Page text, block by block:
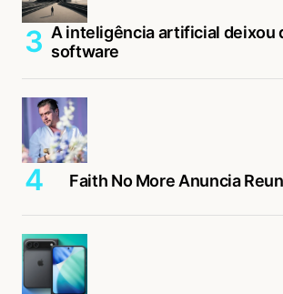
A inteligência artificial deixou
software
Faith No More Anuncia